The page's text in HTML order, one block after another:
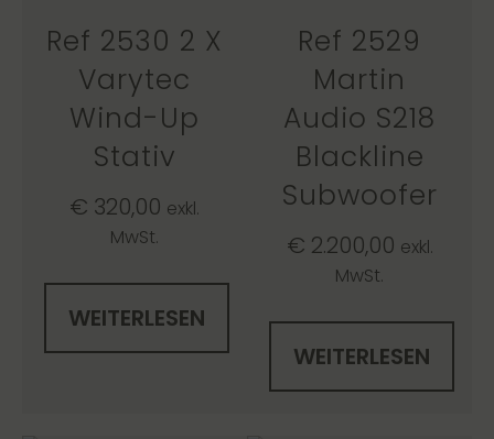
Ref 2530 2 X
Varytec
Wind-Up
Stativ
€ 320,00 exkl.
MwSt.
WEITERLESEN
Ref 2529
Martin
Audio S218
Blackline
Subwoofer
€ 2.200,00 exkl.
MwSt.
WEITERLESEN